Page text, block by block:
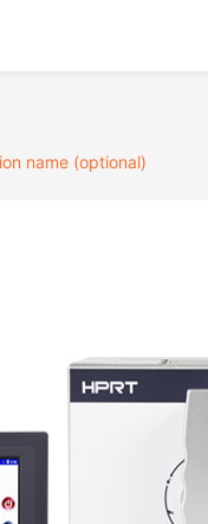
name (optional)